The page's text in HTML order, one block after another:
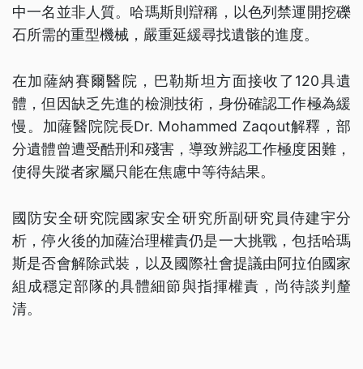
中一名並非人質。哈瑪斯則辯稱，以色列禁運開挖礫
石所需的重型機械，嚴重延緩尋找遺骸的進度。
在加薩納賽爾醫院，巴勒斯坦方面接收了120具遺
體，但因缺乏先進的檢測技術，身份確認工作極為緩
慢。加薩醫院院長Dr. Mohammed Zaqout解釋，部
分遺體曾遭受酷刑和殘害，導致辨認工作極度困難，
使得失蹤者家屬只能在焦慮中等待結果。
國防安全研究院國家安全研究所副研究員侍建宇分
析，停火後的加薩治理權責仍是一大挑戰，包括哈瑪
斯是否會解除武裝，以及國際社會提議由阿拉伯國家
組成穩定部隊的具體細節與指揮權責，尚待談判釐
清。